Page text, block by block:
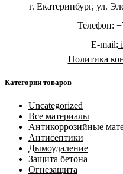
г. Екатеринбург, ул.
Телефон:
E-mail:
Политика
Категории товаров
Uncategorized
Все материалы
Антикоррозийные
Антисептики
Дымоудаление
Защита бетона
Огнезащита